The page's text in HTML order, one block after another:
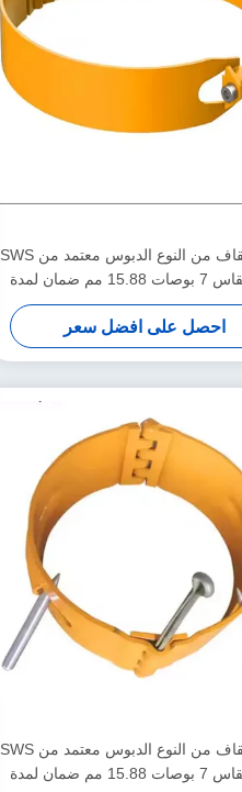
طوق إيقاف من النوع الدبوس معتمد من SWS
API مقاس 7 بوصات 15.88 مم ضمان لمدة
لتطبيقات مركزية غلاف النفط
والغاز
احصل على افضل سعر
طوق إيقاف من النوع الدبوس معتمد من SWS
API مقاس 7 بوصات 15.88 مم ضمان لمدة